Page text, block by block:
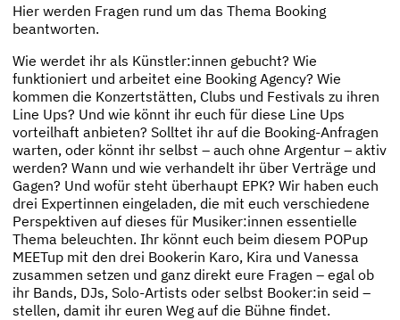
Hier werden Fragen rund um das Thema Booking
beantworten.
Wie werdet ihr als Künstler:innen gebucht? Wie
funktioniert und arbeitet eine Booking Agency? Wie
kommen die Konzertstätten, Clubs und Festivals zu ihren
Line Ups? Und wie könnt ihr euch für diese Line Ups
vorteilhaft anbieten? Solltet ihr auf die Booking-Anfragen
warten, oder könnt ihr selbst – auch ohne Argentur – aktiv
werden? Wann und wie verhandelt ihr über Verträge und
Gagen? Und wofür steht überhaupt EPK? Wir haben euch
drei Expertinnen eingeladen, die mit euch verschiedene
Perspektiven auf dieses für Musiker:innen essentielle
Thema beleuchten. Ihr könnt euch beim diesem POPup
MEETup mit den drei Bookerin Karo, Kira und Vanessa
zusammen setzen und ganz direkt eure Fragen – egal ob
ihr Bands, DJs, Solo-Artists oder selbst Booker:in seid –
stellen, damit ihr euren Weg auf die Bühne findet.